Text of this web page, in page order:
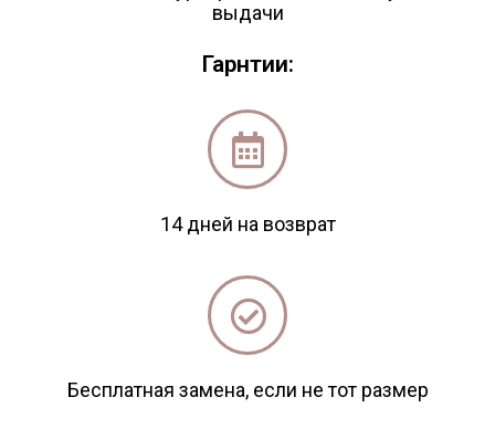
выдачи
Гарнтии:
14 дней на возврат
Бесплатная замена, если не тот размер